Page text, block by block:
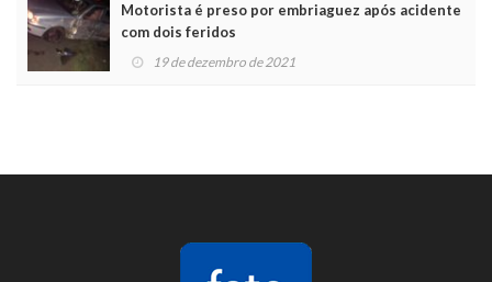
Motorista é preso por embriaguez após acidente
com dois feridos
19 de dezembro de 2021